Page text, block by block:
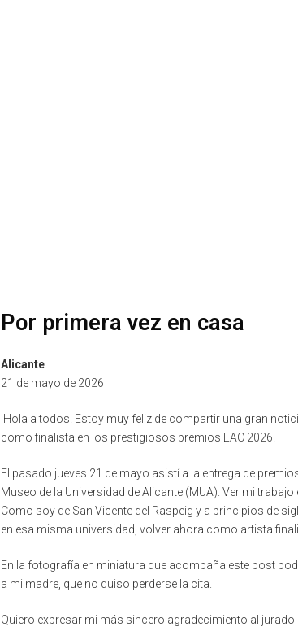
Por primera vez en casa
Alicante
21 de mayo de 2026
¡Hola a todos! Estoy muy feliz de compartir una gran
como finalista en los prestigiosos premios EAC 2026.
El pasado jueves 21 de mayo asistí a la entrega de
Museo de la Universidad de Alicante (MUA). Ver mi
Como soy de San Vicente del Raspeig y a principios de
en esa misma universidad, volver ahora como artista
En la fotografía en miniatura que acompaña este post
a mi madre, que no quiso perderse la cita.
Quiero expresar mi más sincero agradecimiento al